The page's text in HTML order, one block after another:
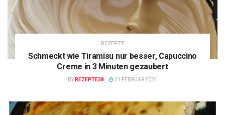
REZEPTE
Schmeckt wie Tiramisu nur besser, Capuccino
Creme in 3 Minuten gezaubert
BY REZEPTE38 21 FEBRUAR 2024